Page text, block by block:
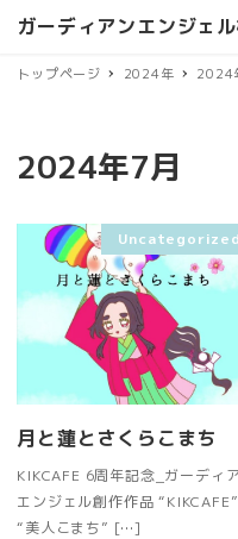
ガーディアンエンジェ
トップページ 2024年 2024
2024年7月
Uncategorized
月と蓮とさくらこまち
KIKCAFE 6周年記念_ガーディ
エンジェル創作作品
“美人こまち” […]